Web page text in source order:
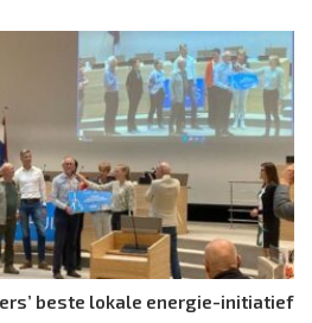
beste lokale energie-initiatief